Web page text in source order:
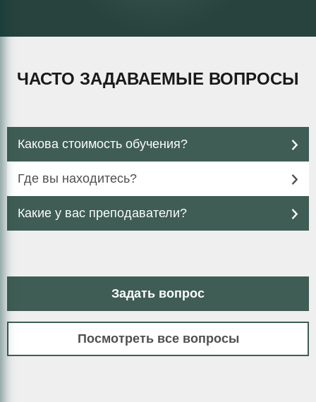
ЧАСТО ЗАДАВАЕМЫЕ ВОПРОСЫ
Какова стоимость обучения?
Где вы находитесь?
Какие у вас преподаватели?
Задать вопрос
Посмотреть все вопросы